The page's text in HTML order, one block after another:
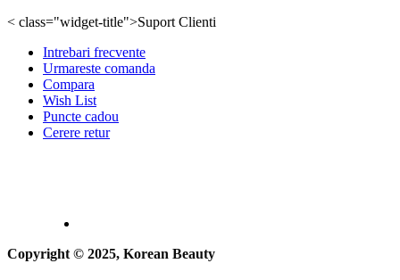
< class="widget-title">Suport Clienti
Intrebari frecvente
Urmareste comanda
Compara
Wish List
Puncte cadou
Cerere retur
Copyright © 2025, Korean Beauty